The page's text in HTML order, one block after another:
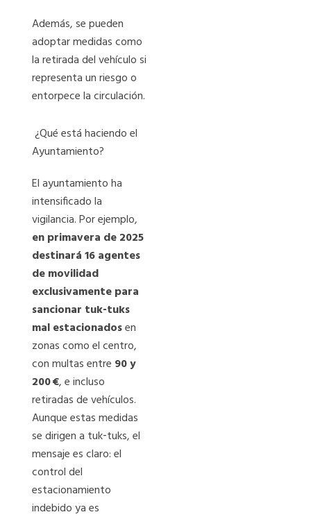
Además, se pueden
adoptar medidas como
la retirada del vehículo si
representa un riesgo o
entorpece la circulación.
¿Qué está haciendo el
Ayuntamiento?
El ayuntamiento ha
intensificado la
vigilancia. Por ejemplo,
en primavera de 2025
destinará 16 agentes
de movilidad
exclusivamente para
sancionar tuk‑tuks
mal estacionadosen
zonas como el centro,
con multas entre 90 y
200€, e incluso
retiradas de vehículos.
Aunque estas medidas
se dirigen a tuk‑tuks, el
mensaje es claro: el
control del
estacionamiento
indebido ya es